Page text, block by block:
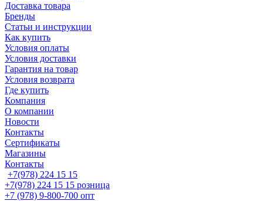
Доставка товара
Бренды
Статьи и инструкции
Как купить
Условия оплаты
Условия доставки
Гарантия на товар
Условия возврата
Где купить
Компания
О компании
Новости
Контакты
Сертификаты
Магазины
Контакты
+7(978) 224 15 15
+7(978) 224 15 15 розница
+7 (978) 9-800-700 опт